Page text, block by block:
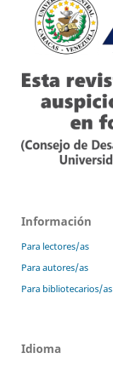
Información
Para lectores/as
Para autores/as
Para bibliotecarios/as
Idioma